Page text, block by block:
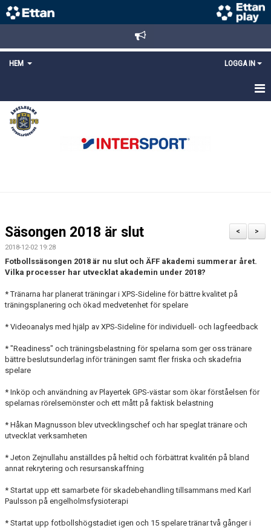
HEM LOGGA IN
STARTSIDA
NYHETER
LÄNKAR
>
<
Säsongen 2018 är slut
2018-12-02 19:28
Fotbollssäsongen 2018 är nu slut och ÄFF akademi summerar året.
Vilka processer har utvecklat akademin under 2018?
* Tränarna har planerat träningar i XPS-Sideline för bättre kvalitet på
träningsplanering och ökad medvetenhet för spelare
* Videoanalys med hjälp av XPS-Sideline för individuell- och lagfeedback
* "Readiness" och träningsbelastning för spelarna som ger oss tränare
bättre beslutsunderlag inför träningen samt fler friska och skadefria
spelare
* Inköp och användning av Playertek GPS-västar som ökar förståelsen för
spelarnas rörelsemönster och ett mått på faktisk belastning
* Håkan Magnusson blev utvecklingschef och har speglat tränare och
utvecklat verksamheten
* Jeton Zejnullahu anställdes på heltid och förbättrat kvalitén på bland
annat rekrytering och resursanskaffning
* Startat upp ett samarbete för skadebehandling tillsammans med Karl
Paulsson på engelholmsfysioterapi
* Startat upp fotbollshögstadiet igen och 15 spelare tränar två gånger i